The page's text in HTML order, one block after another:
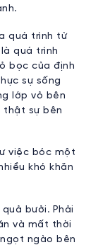
quá trình từ
quá trình
bọc của định
sự sống
lớp vỏ bên
thật sự bên
việc bóc một
khó khăn
bưởi. Phải
và mất thời
ngào bên